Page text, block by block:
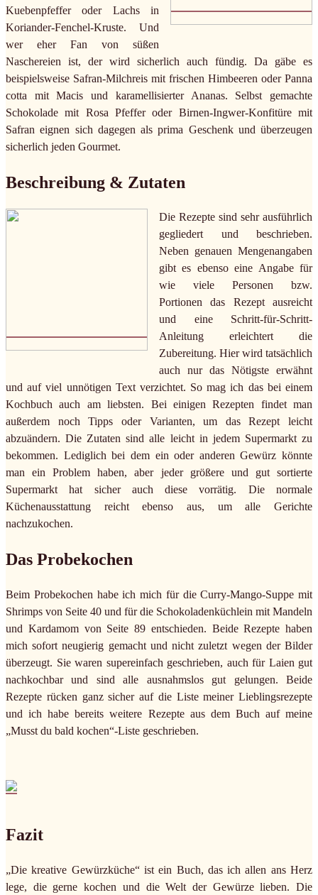
Kuebenpfeffer oder Lachs in
Koriander-Fenchel-Kruste. Und
wer eher Fan von süßen
Naschereien ist, der wird sicherlich auch fündig. Da gäbe es
beispielsweise Safran-Milchreis mit frischen Himbeeren oder Panna
cotta mit Macis und karamellisierter Ananas. Selbst gemachte
Schokolade mit Rosa Pfeffer oder Birnen-Ingwer-Konfitüre mit
Safran eignen sich dagegen als prima Geschenk und überzeugen
sicherlich jeden Gourmet.
Beschreibung & Zutaten
Die Rezepte sind sehr ausführlich
gegliedert und beschrieben.
Neben genauen Mengenangaben
gibt es ebenso eine Angabe für
wie viele Personen bzw.
Portionen das Rezept ausreicht
und eine Schritt-für-Schritt-
Anleitung erleichtert die
Zubereitung. Hier wird tatsächlich
auch nur das Nötigste erwähnt
und auf viel unnötigen Text verzichtet. So mag ich das bei einem
Kochbuch auch am liebsten. Bei einigen Rezepten findet man
außerdem noch Tipps oder Varianten, um das Rezept leicht
abzuändern. Die Zutaten sind alle leicht in jedem Supermarkt zu
bekommen. Lediglich bei dem ein oder anderen Gewürz könnte
man ein Problem haben, aber jeder größere und gut sortierte
Supermarkt hat sicher auch diese vorrätig. Die normale
Küchenausstattung reicht ebenso aus, um alle Gerichte
nachzukochen.
Das Probekochen
Beim Probekochen habe ich mich für die Curry-Mango-Suppe mit
Shrimps von Seite 40 und für die Schokoladenküchlein mit Mandeln
und Kardamom von Seite 89 entschieden. Beide Rezepte haben
mich sofort neugierig gemacht und nicht zuletzt wegen der Bilder
überzeugt. Sie waren supereinfach geschrieben, auch für Laien gut
nachkochbar und sind alle ausnahmslos gut gelungen. Beide
Rezepte rücken ganz sicher auf die Liste meiner Lieblingsrezepte
und ich habe bereits weitere Rezepte aus dem Buch auf meine
„Musst du bald kochen“-Liste geschrieben.
Fazit
„Die kreative Gewürzküche“ ist ein Buch, das ich allen ans Herz
lege, die gerne kochen und die Welt der Gewürze lieben. Die